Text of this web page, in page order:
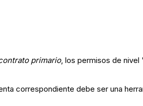
primario, los permisos de
correspondiente debe ser una